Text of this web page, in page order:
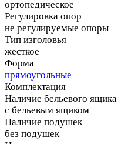
ортопедическое
Регулировка опор
не регулируемые опоры
Тип изголовья
жесткое
Форма
прямоугольные
Комплектация
Наличие бельевого ящика
с бельевым ящиком
Наличие подушек
без подушек